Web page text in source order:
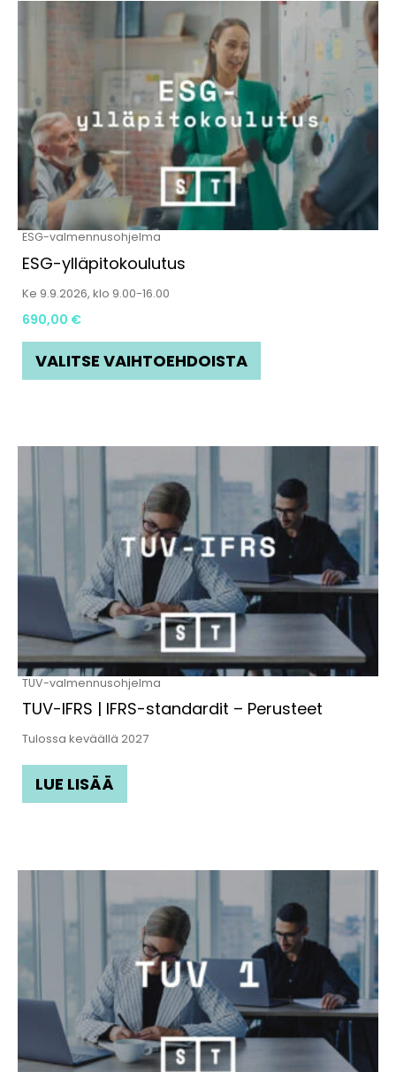
ESG-valmennusohjelma
ESG-ylläpitokoulutus
Ke 9.9.2026, klo 9.00-16.00
690,00 €
VALITSE VAIHTOEHDOISTA
Tällä
tuotteella
useampi
muunnelma.
Voit
tehdä
valinnat
tuotteen
TUV-valmennusohjelma
TUV-IFRS | IFRS-standardit – Perusteet
Tulossa keväällä 2027
LUE LISÄÄ